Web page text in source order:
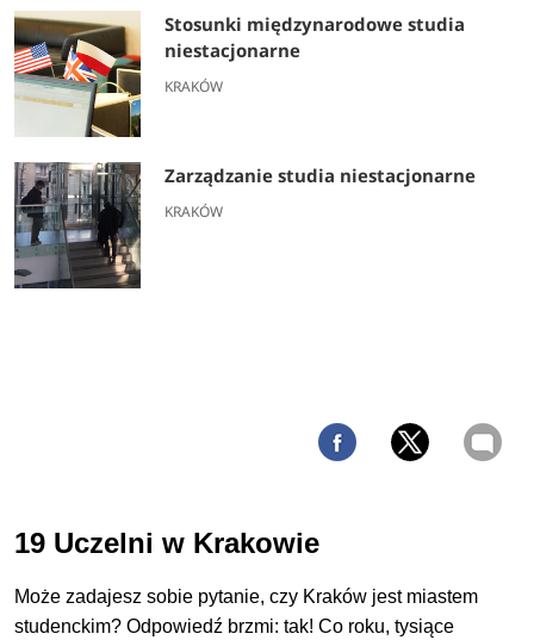
Stosunki międzynarodowe studia
niestacjonarne
KRAKÓW
Zarządzanie studia niestacjonarne
KRAKÓW
19 Uczelni w Krakowie
Może zadajesz sobie pytanie, czy Kraków jest miastem
studenckim? Odpowiedź brzmi: tak! Co roku, tysiące